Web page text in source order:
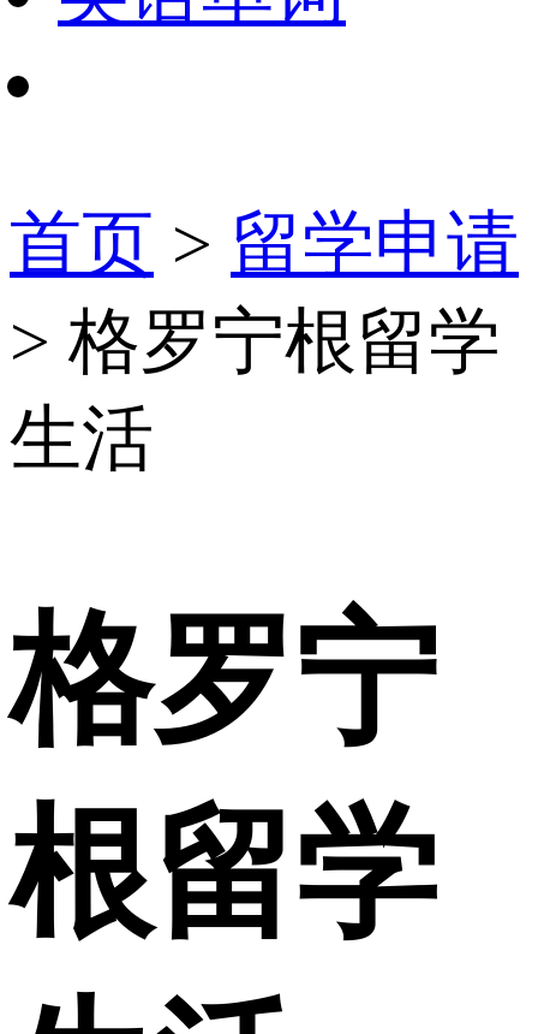
首页 > 留学申请
> 格罗宁根留学
生活
格罗宁
根留学